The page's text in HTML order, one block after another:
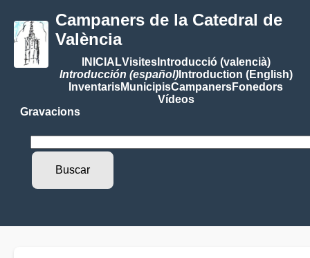
Campaners de la Catedral de
València
INICIALVisitesIntroducció (valencià)
Introducción (español)Introduction (English)
InventarisMunicipisCampanersFonedors
Vídeos
Gravacions